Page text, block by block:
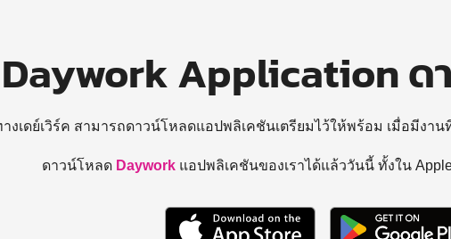
Daywork Application ด
งเดย์เวิร์ค สามารถดาวน์โหลดแอปพลิเคชันเตรียมไว้ให้พร้อม เมื่อมีงา
ดาวน์โหลด Daywork แอปพลิเคชันของเราได้แล้ววันนี้ ทั้งใน